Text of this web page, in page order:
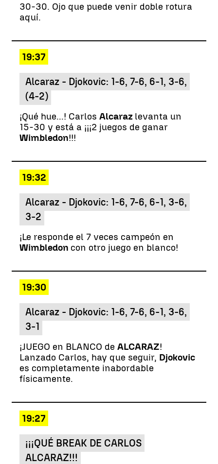
30-30. Ojo que puede venir doble rotura
aquí.
19:37
Alcaraz - Djokovic: 1-6, 7-6, 6-1, 3-6,
(4-2)
¡Qué hue...! Carlos Alcaraz levanta un
15-30 y está a ¡¡¡2 juegos de ganar
Wimbledon!!!
19:32
Alcaraz - Djokovic: 1-6, 7-6, 6-1, 3-6,
3-2
¡Le responde el 7 veces campeón en
Wimbledon con otro juego en blanco!
19:30
Alcaraz - Djokovic: 1-6, 7-6, 6-1, 3-6,
3-1
¡JUEGO en BLANCO de ALCARAZ!
Lanzado Carlos, hay que seguir, Djokovic
es completamente inabordable
físicamente.
19:27
¡¡¡QUÉ BREAK DE CARLOS
ALCARAZ!!!